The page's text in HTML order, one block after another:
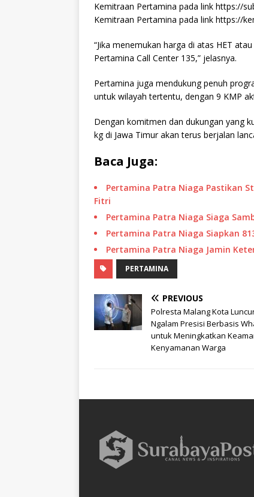
Kemitraan Pertamina pada link https://
Kemitraan Pertamina pada link https://
“Jika menemukan harga di atas HET
Pertamina Call Center 135,” jelasnya.
Pertamina juga mendukung penuh
untuk wilayah tertentu, dengan 9 KMP
Dengan komitmen dan dukungan yang
kg di Jawa Timur akan terus berjalan
Baca Juga:
Pertamina Patra Niaga Pastikan
Fitri
Pertamina Patra Niaga Siaga
Pertamina Patra Niaga Siapkan
Pertamina Patra Niaga Jamin
PERTAMINA
PREVIOUS
Polresta Malang Kota
Ngalam Presisi Berbasis
untuk Meningkatkan
Kenyamanan Warga